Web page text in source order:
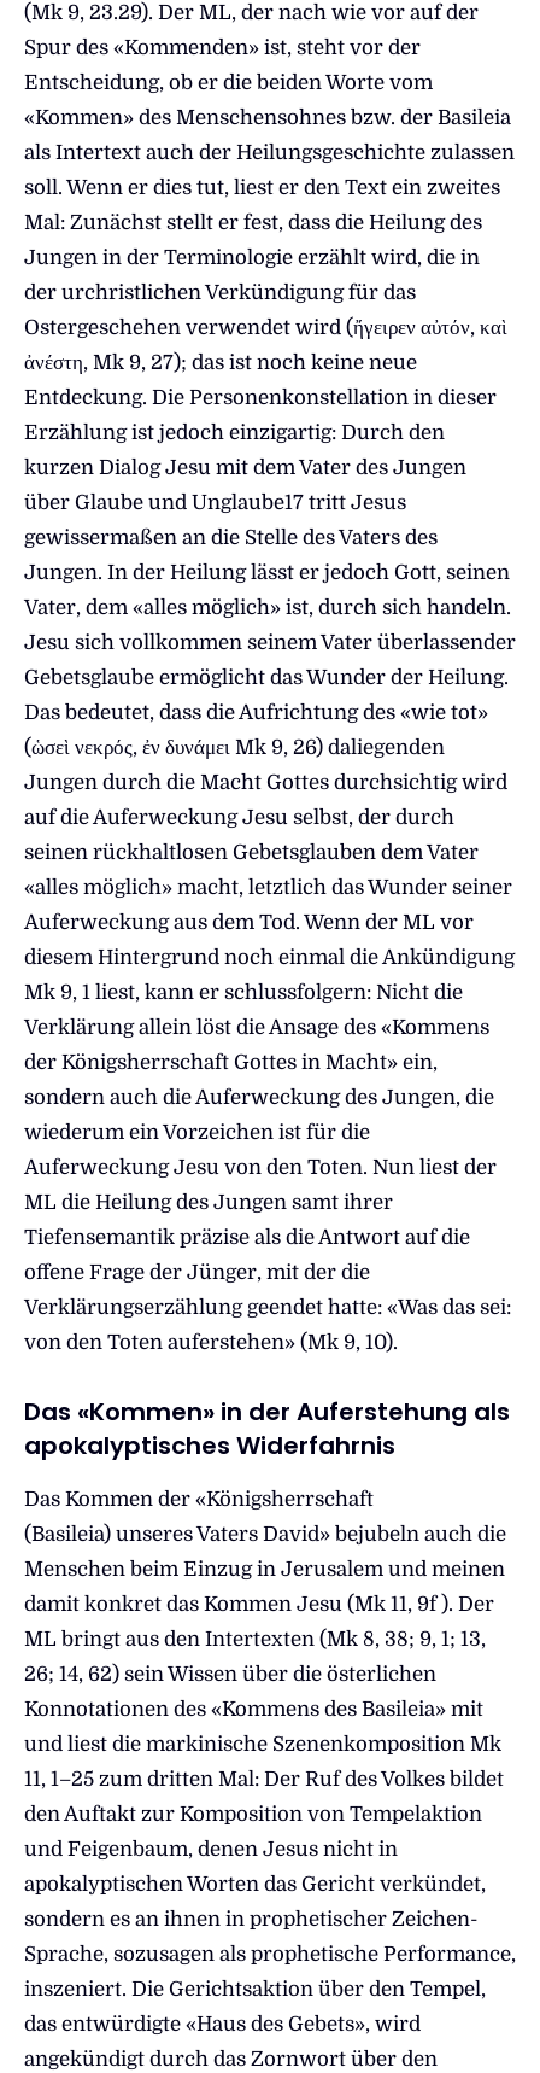
(Mk 9, 23.29). Der ML, der nach wie vor auf der
Spur des «Kommenden» ist, steht vor der
Entscheidung, ob er die beiden Worte vom
«Kommen» des Menschensohnes bzw. der Basileia
als Intertext auch der Heilungsgeschichte zulassen
soll. Wenn er dies tut, liest er den Text ein zweites
Mal: Zunächst stellt er fest, dass die Heilung des
Jungen in der Terminologie erzählt wird, die in
der urchristlichen Verkündigung für das
Ostergeschehen verwendet wird (ἤγειρεν αὐτόν, καὶ
ἀνέστη, Mk 9, 27); das ist noch keine neue
Entdeckung. Die Personenkonstellation in dieser
Erzählung ist jedoch einzigartig: Durch den
kurzen Dialog Jesu mit dem Vater des Jungen
über Glaube und Unglaube17 tritt Jesus
gewissermaßen an die Stelle des Vaters des
Jungen. In der Heilung lässt er jedoch Gott, seinen
Vater, dem «alles möglich» ist, durch sich handeln.
Jesu sich vollkommen seinem Vater überlassender
Gebetsglaube ermöglicht das Wunder der Heilung.
Das bedeutet, dass die Aufrichtung des «wie tot»
(ὡσεὶ νεκρός, ἐν δυνάμει Mk 9, 26) daliegenden
Jungen durch die Macht Gottes durchsichtig wird
auf die Auferweckung Jesu selbst, der durch
seinen rückhaltlosen Gebetsglauben dem Vater
«alles möglich» macht, letztlich das Wunder seiner
Auferweckung aus dem Tod. Wenn der ML vor
diesem Hintergrund noch einmal die Ankündigung
Mk 9, 1 liest, kann er schlussfolgern: Nicht die
Verklärung allein löst die Ansage des «Kommens
der Königsherrschaft Gottes in Macht» ein,
sondern auch die Auferweckung des Jungen, die
wiederum ein Vorzeichen ist für die
Auferweckung Jesu von den Toten. Nun liest der
ML die Heilung des Jungen samt ihrer
Tiefensemantik präzise als die Antwort auf die
offene Frage der Jünger, mit der die
Verklärungserzählung geendet hatte: «Was das sei:
von den Toten auferstehen» (Mk 9, 10).
Das «Kommen» in der Auferstehung als
apokalyptisches Widerfahrnis
Das Kommen der «Königsherrschaft
(Basileia) unseres Vaters David» bejubeln auch die
Menschen beim Einzug in Jerusalem und meinen
damit konkret das Kommen Jesu (Mk 11, 9f ). Der
ML bringt aus den Intertexten (Mk 8, 38; 9, 1; 13,
26; 14, 62) sein Wissen über die österlichen
Konnotationen des «Kommens des Basileia» mit
und liest die markinische Szenenkomposition Mk
11, 1–25 zum dritten Mal: Der Ruf des Volkes bildet
den Auftakt zur Komposition von Tempelaktion
und Feigenbaum, denen Jesus nicht in
apokalyptischen Worten das Gericht verkündet,
sondern es an ihnen in prophetischer Zeichen-
Sprache, sozusagen als prophetische Performance,
inszeniert. Die Gerichtsaktion über den Tempel,
das entwürdigte «Haus des Gebets», wird
angekündigt durch das Zornwort über den